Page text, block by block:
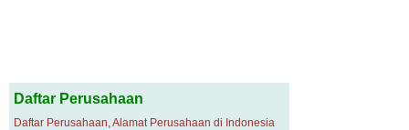
Daftar Perusahaan
Daftar Perusahaan, Alamat Perusahaan di Indonesia